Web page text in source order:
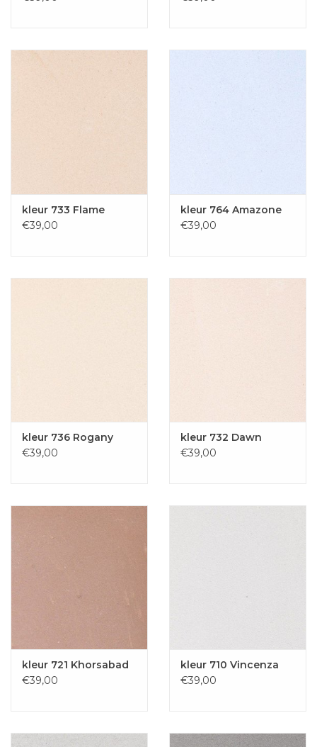
kleur 733 Flame
€39,00
kleur 764 Amazone
€39,00
kleur 736 Rogany
€39,00
kleur 732 Dawn
€39,00
kleur 721 Khorsabad
€39,00
kleur 710 Vincenza
€39,00